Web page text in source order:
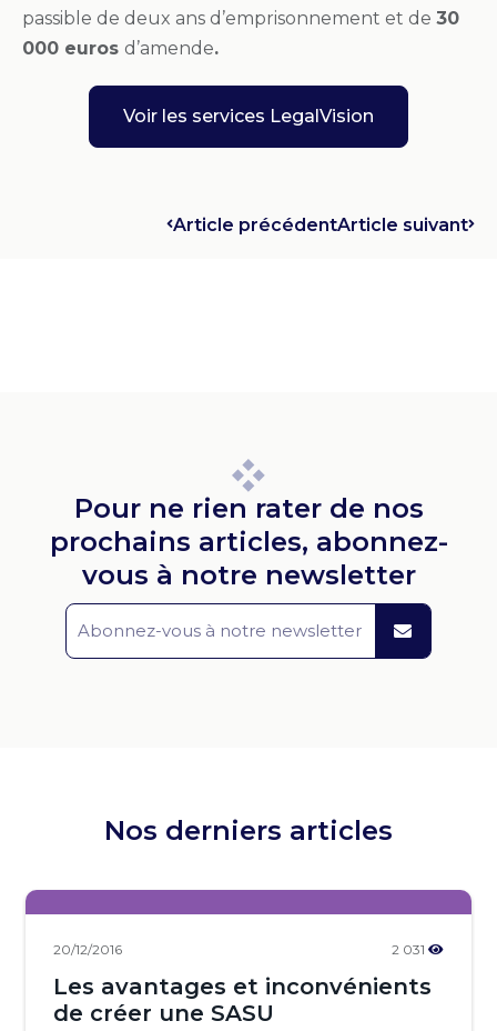
passible de deux ans d’emprisonnement et de 30
000 euros d’amende.
Voir les services LegalVision
Article précédentArticle suivant
Pour ne rien rater de nos
prochains articles, abonnez-
vous à notre newsletter
Nos derniers articles
20/12/2016 2 031
Les avantages et inconvénients
de créer une SASU